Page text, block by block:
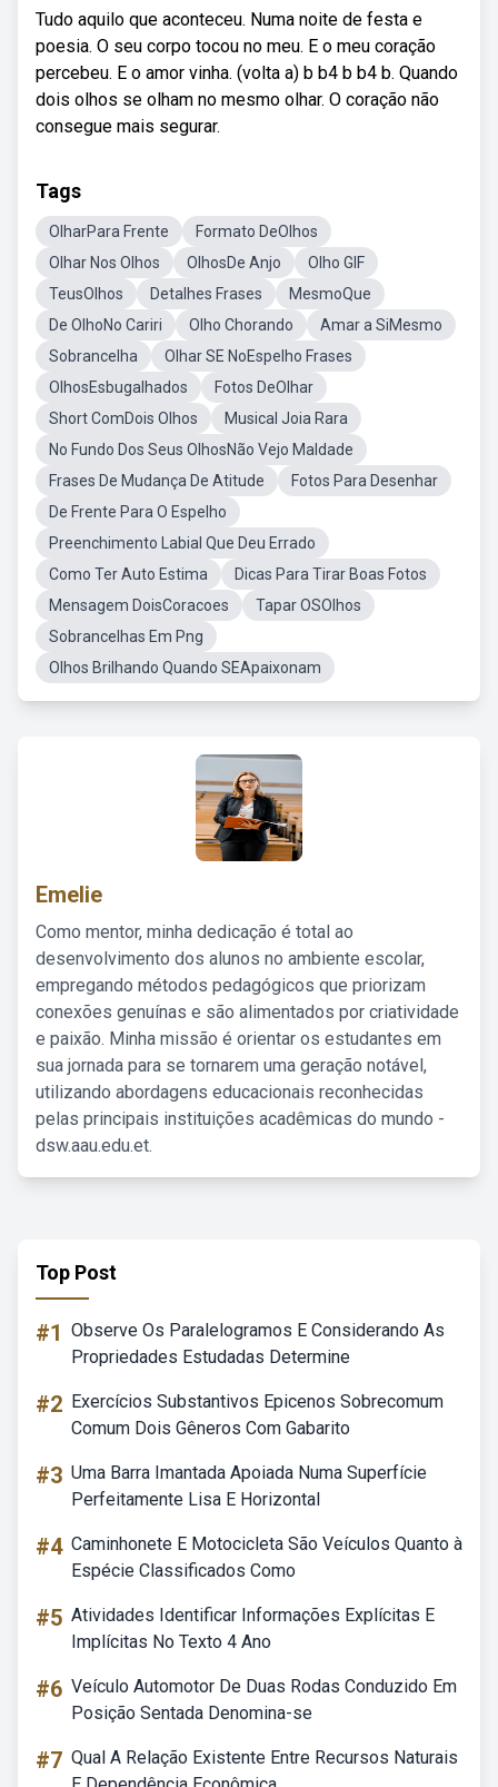
Tudo aquilo que aconteceu. Numa noite de festa e
poesia. O seu corpo tocou no meu. E o meu coração
percebeu. E o amor vinha. (volta a) b b4 b b4 b. Quando
dois olhos se olham no mesmo olhar. O coração não
consegue mais segurar.
Tags
OlharPara Frente
Formato DeOlhos
Olhar Nos Olhos
OlhosDe Anjo
Olho GIF
TeusOlhos
Detalhes Frases
MesmoQue
De OlhoNo Cariri
Olho Chorando
Amar a SiMesmo
Sobrancelha
Olhar SE NoEspelho Frases
OlhosEsbugalhados
Fotos DeOlhar
Short ComDois Olhos
Musical Joia Rara
No Fundo Dos Seus OlhosNão Vejo Maldade
Frases De Mudança De Atitude
Fotos Para Desenhar
De Frente Para O Espelho
Preenchimento Labial Que Deu Errado
Como Ter Auto Estima
Dicas Para Tirar Boas Fotos
Mensagem DoisCoracoes
Tapar OSOlhos
Sobrancelhas Em Png
Olhos Brilhando Quando SEApaixonam
Emelie
Como mentor, minha dedicação é total ao
desenvolvimento dos alunos no ambiente escolar,
empregando métodos pedagógicos que priorizam
conexões genuínas e são alimentados por criatividade
e paixão. Minha missão é orientar os estudantes em
sua jornada para se tornarem uma geração notável,
utilizando abordagens educacionais reconhecidas
pelas principais instituições acadêmicas do mundo -
dsw.aau.edu.et.
Top Post
#1 Observe Os Paralelogramos E Considerando As
Propriedades Estudadas Determine
#2 Exercícios Substantivos Epicenos Sobrecomum
Comum Dois Gêneros Com Gabarito
#3 Uma Barra Imantada Apoiada Numa Superfície
Perfeitamente Lisa E Horizontal
#4 Caminhonete E Motocicleta São Veículos Quanto à
Espécie Classificados Como
#5 Atividades Identificar Informações Explícitas E
Implícitas No Texto 4 Ano
#6 Veículo Automotor De Duas Rodas Conduzido Em
Posição Sentada Denomina-se
#7 Qual A Relação Existente Entre Recursos Naturais